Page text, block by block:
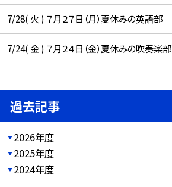
7/28( 火 ) ７月２７日（月）夏休みの英語部
7/24( 金 ) ７月２４日（金）夏休みの吹奏楽部
過去記事
2026年度
2025年度
2024年度